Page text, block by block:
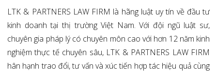
LTK & PARTNERS LAW FIRM là hãng luật uy tín về đầu tư
kinh doanh tại thị trường Việt Nam. Với đội ngũ luật sư,
chuyên gia pháp lý có chuyên môn cao với hơn 12 năm kinh
nghiệm thực tế chuyên sâu, LTK & PARTNERS LAW FIRM
hân hạnh trao đổi, tư vấn và xúc tiến hợp tác hiệu quả cùng